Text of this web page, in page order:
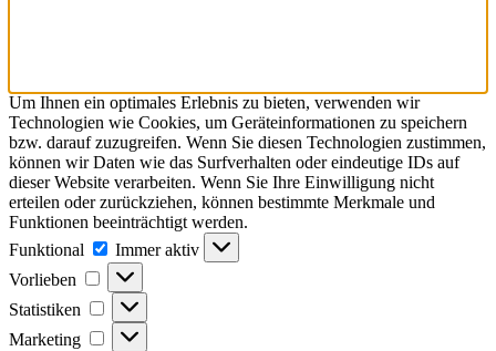
Um Ihnen ein optimales Erlebnis zu bieten, verwenden wir
Technologien wie Cookies, um Geräteinformationen zu speichern
bzw. darauf zuzugreifen. Wenn Sie diesen Technologien zustimmen,
können wir Daten wie das Surfverhalten oder eindeutige IDs auf
dieser Website verarbeiten. Wenn Sie Ihre Einwilligung nicht
erteilen oder zurückziehen, können bestimmte Merkmale und
Funktionen beeinträchtigt werden.
Funktional
Funktional
Immer aktiv
Vorlieben
Vorlieben
Statistiken Statistiken
Marketing Marketing